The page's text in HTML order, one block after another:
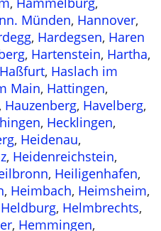
Münden, Hannover,
, Hardegsen, Haren
, Hartenstein, Hartha,
Haßfurt, Haslach im
Main, Hattingen,
, Hauzenberg, Havelberg,
, Hecklingen,
, Heidenau,
, Heidenreichstein,
, Heiligenhafen,
, Heimbach, Heimsheim,
Heldburg, Helmbrechts,
, Hemmingen,